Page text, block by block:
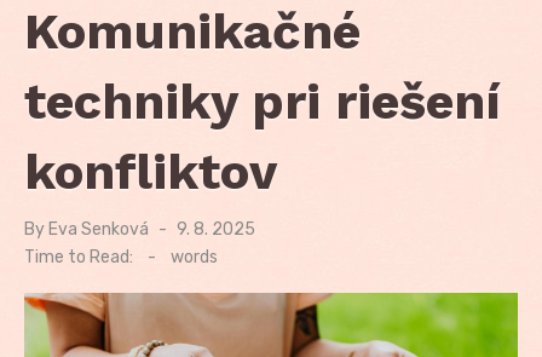
Komunikačné
techniky pri riešení
konfliktov
By Eva Senková
Posted
on
9. 8. 2025
Time to Read:
- words